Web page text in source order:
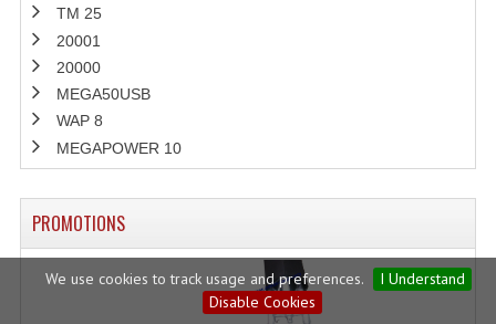
We use cookies to track usage and preferences.
I Understand
Disable Cookies
TM 25
20001
20000
MEGA50USB
WAP 8
MEGAPOWER 10
PROMOTIONS